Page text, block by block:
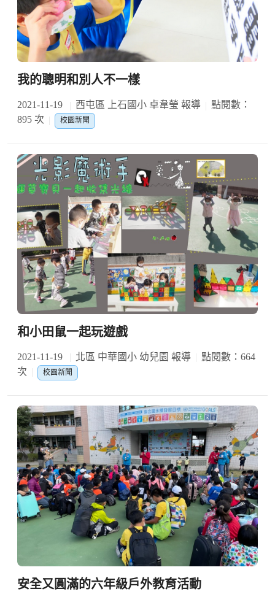
我的聰明和別人不一樣
2021-11-19 西屯區 上石國小 卓韋瑩 報導
點閱數：
895 次
校園新聞
和小田鼠一起玩遊戲
2021-11-19 北區 中華國小 幼兒園 報導
點閱數：664
次
校園新聞
安全又圓滿的六年級戶外教育活動